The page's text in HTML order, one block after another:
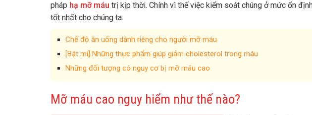
pháp hạ mỡ máu trị kịp thời. Chính vì thế việc kiểm soát chúng ở mức ổn
tốt nhất cho chúng ta.
Chế độ ăn uống dành riêng cho người mỡ máu
[Bật mí] Những thực phẩm giúp giảm cholesterol trong máu
Những đối tượng có nguy cơ bị mỡ máu cao
Mỡ máu cao nguy hiểm như thế nào?